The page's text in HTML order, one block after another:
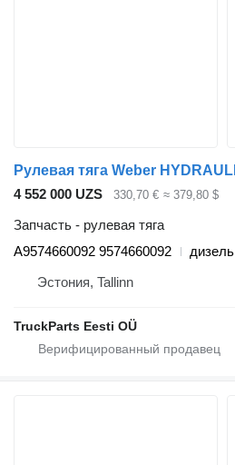
4 552 000 UZS 330,70 € ≈ 379,80 $
Запчасть - рулевая тяга
A9574660092 9574660092
дизель
Эстония, Tallinn
TruckParts Eesti OÜ